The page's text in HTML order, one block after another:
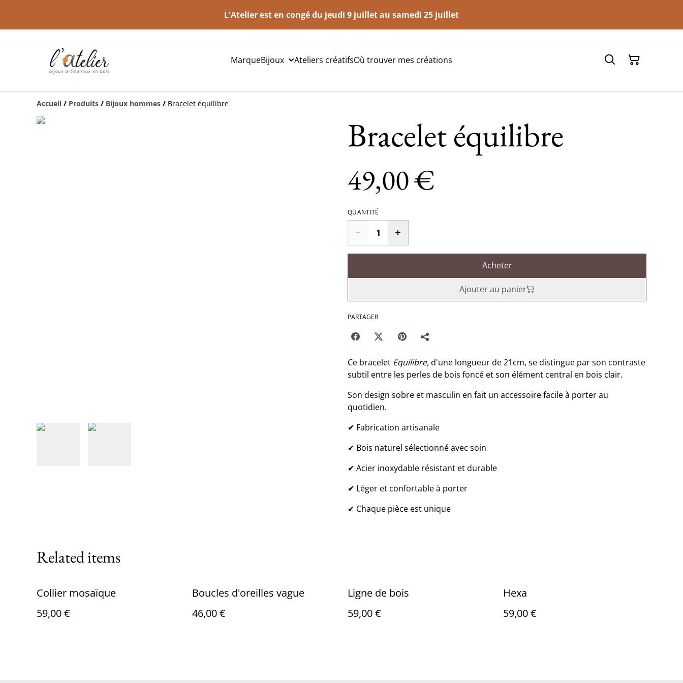
L'Atelier est en congé du jeudi 9 juillet au samedi 25 juillet
MarqueBijoux Ateliers créatifsOù trouver mes créations
Accueil / Produits / Bijoux hommes / Bracelet équilibre
Bracelet équilibre
49,00 €
QUANTITÉ
Acheter
Ajouter au panier
PARTAGER
Ce bracelet Equilibre,d'une longueur de 21cm, se distingue par son contraste
subtil entre les perles de bois foncé et son élément central en bois clair.
Son design sobre et masculin en fait un accessoire facile à porter au
quotidien.
✔ Fabrication artisanale
✔ Bois naturel sélectionné avec soin
✔ Acier inoxydable résistant et durable
✔ Léger et confortable à porter
✔ Chaque pièce est unique
Related items
Collier mosaïque
59,00 €
Boucles d'oreilles vague
46,00 €
Ligne de bois
59,00 €
Hexa
59,00 €